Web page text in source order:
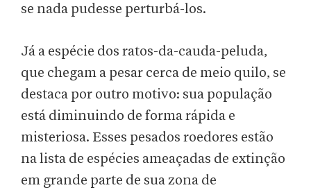
se nada pudesse perturbá-los.
Já a espécie dos ratos-da-cauda-peluda,
que chegam a pesar cerca de meio quilo, se
destaca por outro motivo: sua população
está diminuindo de forma rápida e
misteriosa. Esses pesados roedores estão
na lista de espécies ameaçadas de extinção
em grande parte de sua zona de